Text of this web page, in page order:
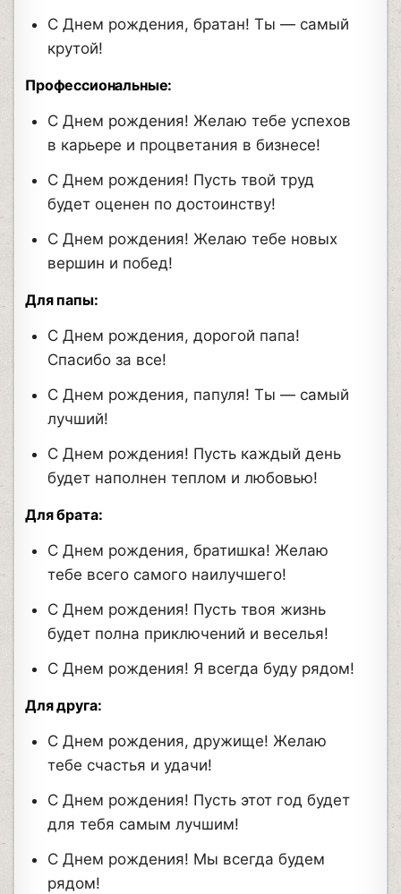
С Днем рождения, братан! Ты — самый
крутой!
Профессиональные:
С Днем рождения! Желаю тебе успехов
в карьере и процветания в бизнесе!
С Днем рождения! Пусть твой труд
будет оценен по достоинству!
С Днем рождения! Желаю тебе новых
вершин и побед!
Для папы:
С Днем рождения, дорогой папа!
Спасибо за все!
С Днем рождения, папуля! Ты — самый
лучший!
С Днем рождения! Пусть каждый день
будет наполнен теплом и любовью!
Для брата:
С Днем рождения, братишка! Желаю
тебе всего самого наилучшего!
С Днем рождения! Пусть твоя жизнь
будет полна приключений и веселья!
С Днем рождения! Я всегда буду рядом!
Для друга:
С Днем рождения, дружище! Желаю
тебе счастья и удачи!
С Днем рождения! Пусть этот год будет
для тебя самым лучшим!
С Днем рождения! Мы всегда будем
рядом!